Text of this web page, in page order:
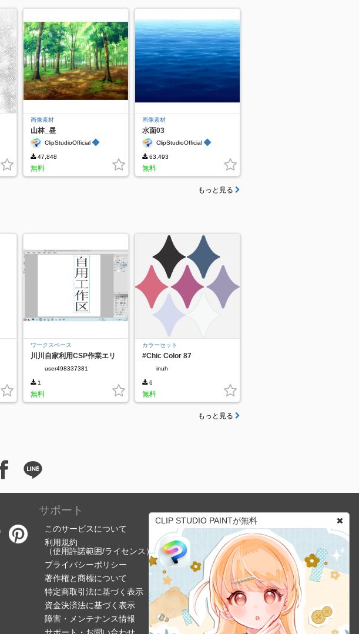
画像素材
山林_昼
ClipStudioOfficial◆
47,848
無料
画像素材
水面03
ClipStudioOfficial◆
63,493
無料
もっと見る
ワークスペース
川川自家利用CSP作業エリ
user498337381
1
無料
カラーセット
#Chic Color 87
inuh
6
無料
もっと見る
CLIP STUDIO PAINTが無料
サポート
このサービスについて
利用規約
（使用許諾範囲/ライセンス）
プライバシーポリシー
著作権と商標について
特定商取引法に基づく表示
資金決済法に基づく表示
障害・メンテナンス情報